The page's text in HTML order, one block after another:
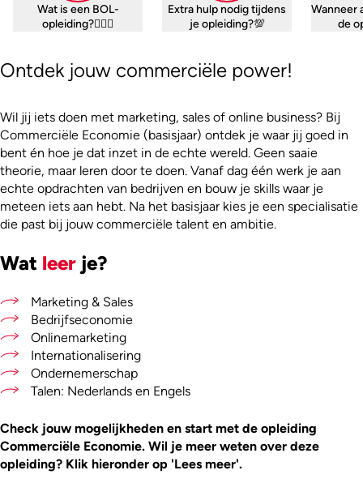
Wat is een BOL-
opleiding?🤷🏼‍♀️
Extra hulp nodig tijdens
je opleiding?💯
Wanneer
de
Ontdek jouw commerciële power!
Wil jij iets doen met marketing, sales of online business? Bij
Commerciële Economie (basisjaar) ontdek je waar jij goed in
bent én hoe je dat inzet in de echte wereld. Geen saaie
theorie, maar leren door te doen. Vanaf dag één werk je aan
echte opdrachten van bedrijven en bouw je skills waar je
meteen iets aan hebt. Na het basisjaar kies je een specialisatie
die past bij jouw commerciële talent en ambitie.
Wat leer je?
Marketing & Sales
Bedrijfseconomie
Onlinemarketing
Internationalisering
Ondernemerschap
Talen: Nederlands en Engels
Check jouw mogelijkheden en start met de opleiding
Commerciële Economie. Wil je meer weten over deze
opleiding? Klik hieronder op 'Lees meer'.